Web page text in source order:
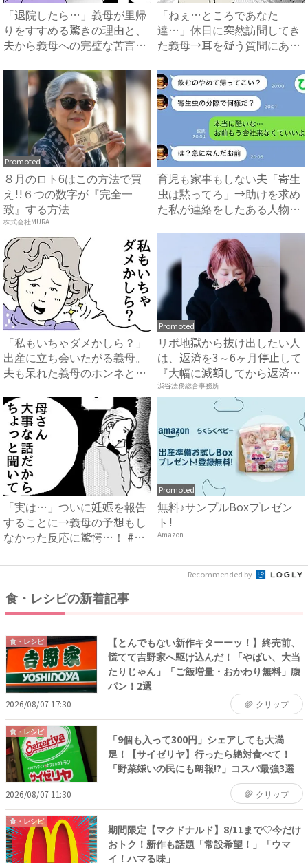
「退院したら…」義母が里帰
りをすすめる驚きの理由と、
夫から義母への完璧な苦言
「ねぇ…ところであなた
達…」休日に突然訪問してき
た義母→耳を疑う質問にあ
Promoted
８月のロト6はこの方法で買
え!!６つの数字が『完全一
致』する方法
株式会社MURA
育児も家事もしない夫「寄生
虫は黙ってろ」→助けを求め
た私が連絡をしたある人物と
「私もいちゃダメかしら？」
出産に立ち会いたがる義母。
夫も呆れた義母のホンネと
Promoted
リボ地獄から抜け出したい人
は、返済を3～6ヶ月停止して
『大幅に減額してから返済
す...
渋谷法務総合事務所
「実は…」ついに妊娠を報告
することに→義母の予想もし
なかった反応に驚愕…！ #
Promoted
無料♪サンプルBoxプレゼン
ト!
Amazon
Recommended by
食・レシピの新着記事
食・レシピ
【とんでもない新作キターーッ！】終売前、
慌てて吉野家へ駆け込んだ！「やばい、大当
たりじゃん」「ご飯増量・おかわり無料」腹
パン！2選
2026/08/07 17:30 クリップ
食・レシピ
「9個も入って300円」シェアしても大満
足！【サイゼリヤ】行ったら絶対食べて！
「野菜嫌いの民にも朗報!?」コスパ最強3選
2026/08/07 11:30 クリップ
食・レシピ
期間限定【マクドナルド】8/11まで♡今だけ
おトク！新作も話題「常設希望！」「ウマ
イ！ハマる味」